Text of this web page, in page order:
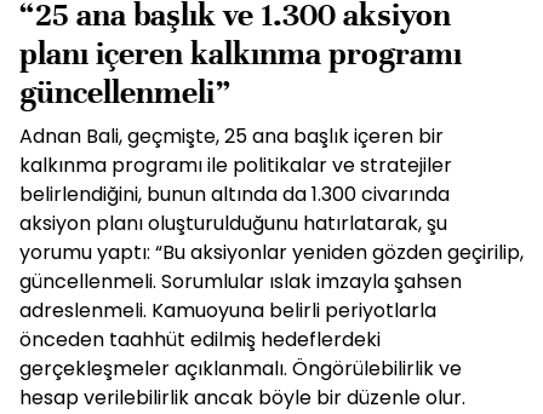
“25 ana başlık ve 1.300 aksiyon
planı içeren kalkınma programı
güncellenmeli”
Adnan Bali, geçmişte, 25 ana başlık içeren bir
kalkınma programı ile politikalar ve stratejiler
belirlendiğini, bunun altında da 1.300 civarında
aksiyon planı oluşturulduğunu hatırlatarak, şu
yorumu yaptı: “Bu aksiyonlar yeniden gözden geçirilip,
güncellenmeli. Sorumlular ıslak imzayla şahsen
adreslenmeli. Kamuoyuna belirli periyotlarla
önceden taahhüt edilmiş hedeflerdeki
gerçekleşmeler açıklanmalı. Öngörülebilirlik ve
hesap verilebilirlik ancak böyle bir düzenle olur.